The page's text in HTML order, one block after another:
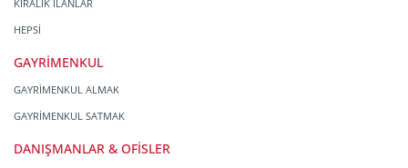
KİRALIK İLANLAR
HEPSİ
GAYRİMENKUL
GAYRİMENKUL ALMAK
GAYRİMENKUL SATMAK
DANIŞMANLAR & OFİSLER